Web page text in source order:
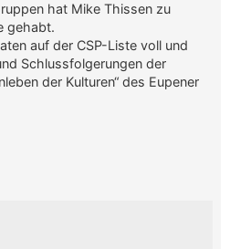
hat Mike Thissen zu
gehabt.
auf der CSP-Liste voll und
Schlussfolgerungen der
der Kulturen“ des Eupener